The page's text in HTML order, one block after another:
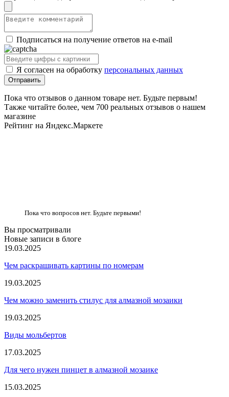
Подписаться на получение ответов на e-mail
Я согласен на обработку персональных данных
Пока что отзывов о данном товаре нет. Будьте первым!
Также читайте более, чем 700 реальных отзывов о нашем
магазине
Рейтинг на Яндекс.Маркете
Пока что вопросов нет. Будьте первыми!
Вы просматривали
Новые записи в блоге
19.03.2025
Чем раскрашивать картины по номерам
19.03.2025
Чем можно заменить стилус для алмазной мозаики
19.03.2025
Виды мольбертов
17.03.2025
Для чего нужен пинцет в алмазной мозаике
15.03.2025